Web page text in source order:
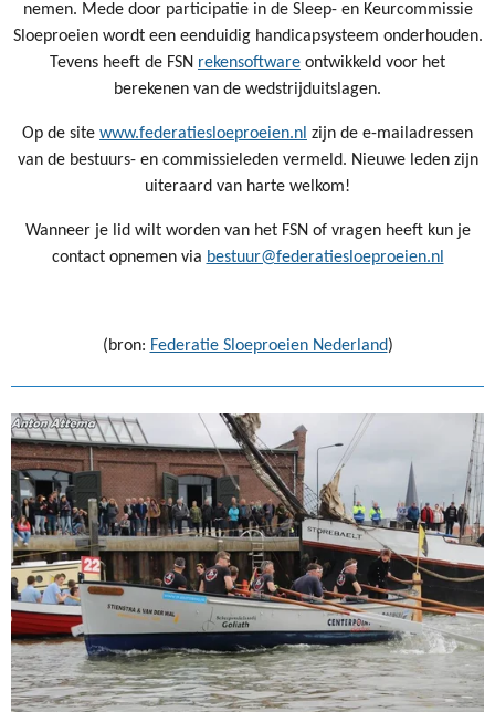
nemen. Mede door participatie in de Sleep- en Keurcommissie
Sloeproeien wordt een eenduidig handicapsysteem onderhouden.
Tevens heeft de FSN rekensoftware ontwikkeld voor het
berekenen van de wedstrijduitslagen.
Op de site www.federatiesloeproeien.nl zijn de e-mailadressen
van de bestuurs- en commissieleden vermeld. Nieuwe leden zijn
uiteraard van harte welkom!
Wanneer je lid wilt worden van het FSN of vragen heeft kun je
contact opnemen via bestuur@federatiesloeproeien.nl
(bron: Federatie Sloeproeien Nederland)